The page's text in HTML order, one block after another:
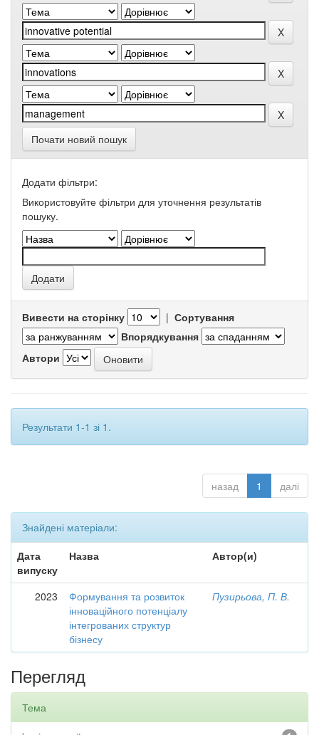
Почати новий пошук
Додати фільтри:
Використовуйте фільтри для уточнення результатів
пошуку.
Вивести на сторінку | Сортування
Впорядкування
Автори
Результати 1-1 зі 1.
назад 1 далі
Знайдені матеріали:
Дата
випуску
Назва Автор(и)
2023
Формування та розвиток
інноваційного потенціалу
інтегрованих структур
бізнесу
Пузирьова, П. В.
Перегляд
Тема